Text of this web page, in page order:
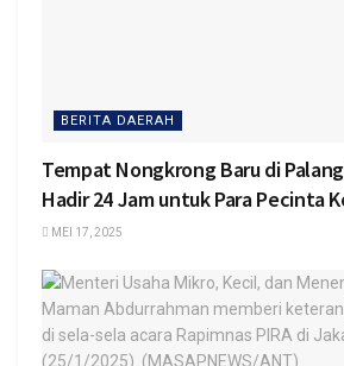
BERITA DAERAH
Tempat Nongkrong Baru di
Hadir 24 Jam untuk Para Pecinta
MEI 17, 2025